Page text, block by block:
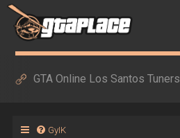
GTA Online Los Santos Tuners
GyIK